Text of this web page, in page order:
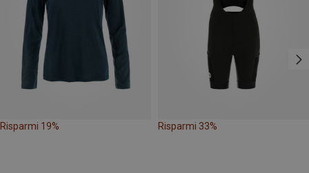
Risparmi 19% Risparmi 33%